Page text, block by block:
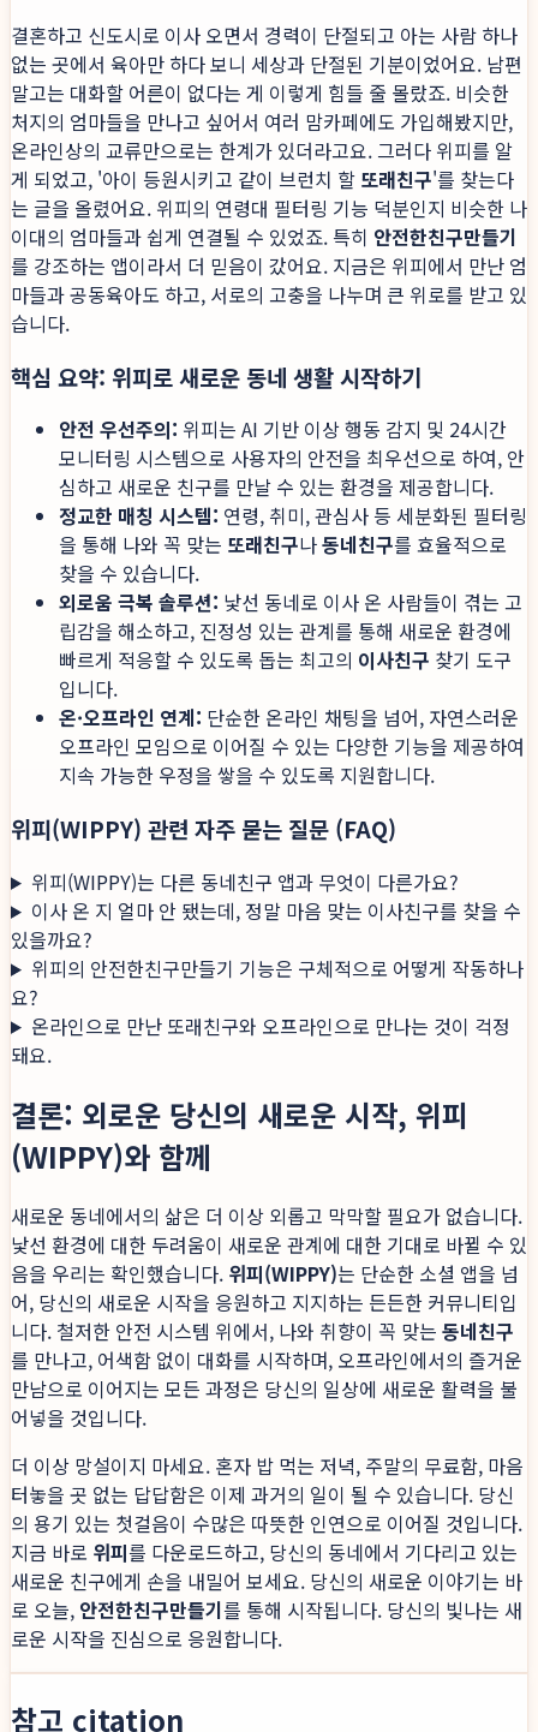
결혼하고 신도시로 이사 오면서 경력이 단절되고 아는 사람 하나
없는 곳에서 육아만 하다 보니 세상과 단절된 기분이었어요. 남편
말고는 대화할 어른이 없다는 게 이렇게 힘들 줄 몰랐죠. 비슷한
처지의 엄마들을 만나고 싶어서 여러 맘카페에도 가입해봤지만,
온라인상의 교류만으로는 한계가 있더라고요. 그러다 위피를 알
게 되었고, '아이 등원시키고 같이 브런치 할 또래친구'를 찾는다
는 글을 올렸어요. 위피의 연령대 필터링 기능 덕분인지 비슷한 나
이대의 엄마들과 쉽게 연결될 수 있었죠. 특히 안전한친구만들기
를 강조하는 앱이라서 더 믿음이 갔어요. 지금은 위피에서 만난 엄
마들과 공동육아도 하고, 서로의 고충을 나누며 큰 위로를 받고 있
습니다.
핵심 요약: 위피로 새로운 동네 생활 시작하기
안전 우선주의: 위피는 AI 기반 이상 행동 감지 및 24시간
모니터링 시스템으로 사용자의 안전을 최우선으로 하여, 안
심하고 새로운 친구를 만날 수 있는 환경을 제공합니다.
정교한 매칭 시스템: 연령, 취미, 관심사 등 세분화된 필터링
을 통해 나와 꼭 맞는 또래친구나동네친구를 효율적으로
찾을 수 있습니다.
외로움 극복 솔루션: 낯선 동네로 이사 온 사람들이 겪는 고
립감을 해소하고, 진정성 있는 관계를 통해 새로운 환경에
빠르게 적응할 수 있도록 돕는 최고의 이사친구 찾기 도구
입니다.
온·오프라인 연계: 단순한 온라인 채팅을 넘어, 자연스러운
오프라인 모임으로 이어질 수 있는 다양한 기능을 제공하여
지속 가능한 우정을 쌓을 수 있도록 지원합니다.
위피(WIPPY) 관련 자주 묻는 질문 (FAQ)
위피(WIPPY)는 다른 동네친구 앱과 무엇이 다른가요?
이사 온 지 얼마 안 됐는데, 정말 마음 맞는 이사친구를 찾을 수
있을까요?
위피의 안전한친구만들기 기능은 구체적으로 어떻게 작동하나
요?
온라인으로 만난 또래친구와 오프라인으로 만나는 것이 걱정
돼요.
결론: 외로운 당신의 새로운 시작, 위피
(WIPPY)와 함께
새로운 동네에서의 삶은 더 이상 외롭고 막막할 필요가 없습니다.
낯선 환경에 대한 두려움이 새로운 관계에 대한 기대로 바뀔 수 있
음을 우리는 확인했습니다. 위피(WIPPY)는 단순한 소셜 앱을 넘
어, 당신의 새로운 시작을 응원하고 지지하는 든든한 커뮤니티입
니다. 철저한 안전 시스템 위에서, 나와 취향이 꼭 맞는 동네친구
를 만나고, 어색함 없이 대화를 시작하며, 오프라인에서의 즐거운
만남으로 이어지는 모든 과정은 당신의 일상에 새로운 활력을 불
어넣을 것입니다.
더 이상 망설이지 마세요. 혼자 밥 먹는 저녁, 주말의 무료함, 마음
터놓을 곳 없는 답답함은 이제 과거의 일이 될 수 있습니다. 당신
의 용기 있는 첫걸음이 수많은 따뜻한 인연으로 이어질 것입니다.
지금 바로 위피를 다운로드하고, 당신의 동네에서 기다리고 있는
새로운 친구에게 손을 내밀어 보세요. 당신의 새로운 이야기는 바
로 오늘, 안전한친구만들기를 통해 시작됩니다. 당신의 빛나는 새
로운 시작을 진심으로 응원합니다.
참고 citation